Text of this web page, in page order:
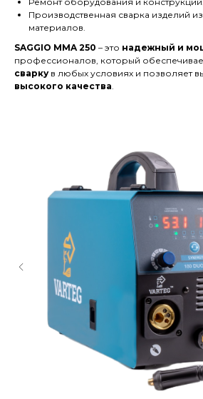
Производственная сварка изделий
материалов.
SAGGIO MMA 250 – это надежный и
профессионалов, который
сваркув любых условиях и позволяет
высокого качества